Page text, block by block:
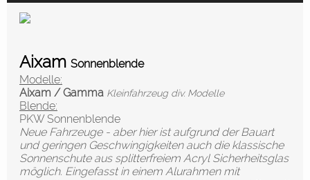
Aixam Sonnenblende
Modelle:
Aixam / Gamma Kleinfahrzeug div. Modelle
Blende:
PKW Sonnenblende
Neue Fahrzeuge - aber hier ist aufgrund der Bauart
und geringen Geschwingigkeiten auch die klassische
Sonnenschute aus splitterfreiem Acryl Sicherheitsglas
möglich. Eingefasst in einem Alurahmen mit